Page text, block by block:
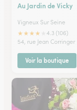
Au Jardin de Vicky
Vigneux Sur Seine
★★★★
4.3 (106)
54, rue Jean Corringer
Voir la boutique